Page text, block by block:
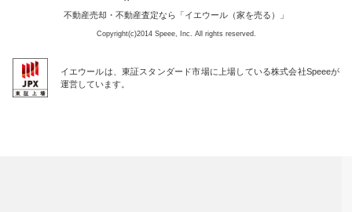
不動産売却・不動産査定なら「イエウール（家を売る）」
Copyright(c)2014 Speee, Inc. All rights reserved.
イエウールは、東証スタンダード市場に上場している株式会社Speeeが
運営しています。